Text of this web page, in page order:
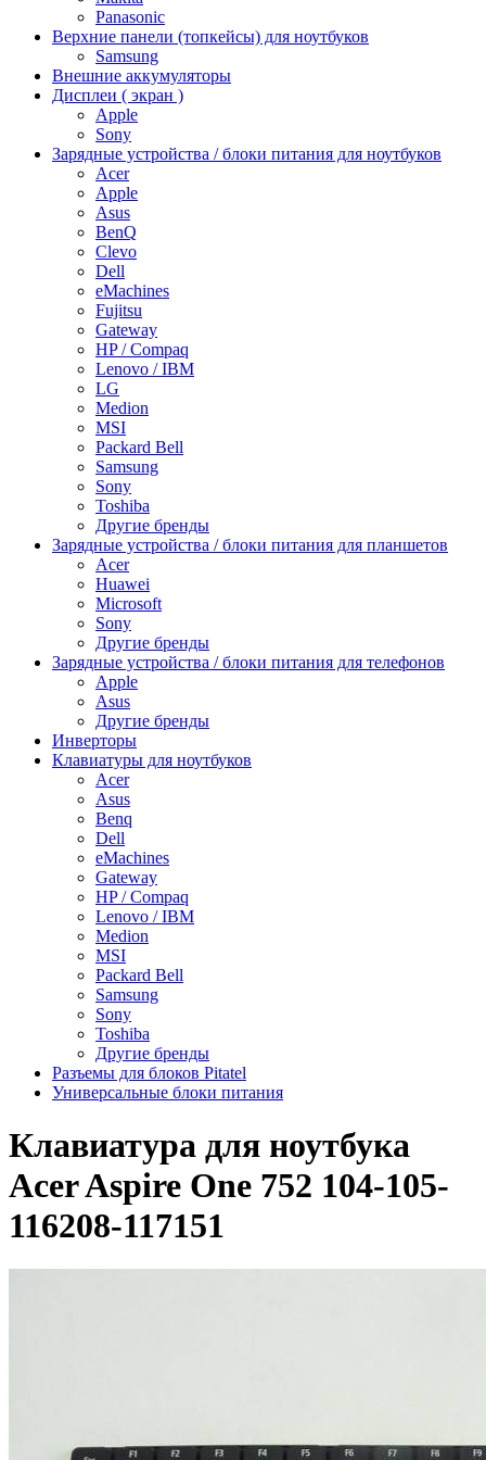
Panasonic
Верхние панели (топкейсы) для ноутбуков
Samsung
Внешние аккумуляторы
Дисплеи ( экран )
Apple
Sony
Зарядные устройства / блоки питания для ноутбуков
Acer
Apple
Asus
BenQ
Clevo
Dell
eMachines
Fujitsu
Gateway
HP / Compaq
Lenovo / IBM
LG
Medion
MSI
Packard Bell
Samsung
Sony
Toshiba
Другие бренды
Зарядные устройства / блоки питания для планшетов
Acer
Huawei
Microsoft
Sony
Другие бренды
Зарядные устройства / блоки питания для телефонов
Apple
Asus
Другие бренды
Инверторы
Клавиатуры для ноутбуков
Acer
Asus
Benq
Dell
eMachines
Gateway
HP / Compaq
Lenovo / IBM
Medion
MSI
Packard Bell
Samsung
Sony
Toshiba
Другие бренды
Разъемы для блоков Pitatel
Универсальные блоки питания
Клавиатура для ноутбука
Acer Aspire One 752 104-105-
116208-117151